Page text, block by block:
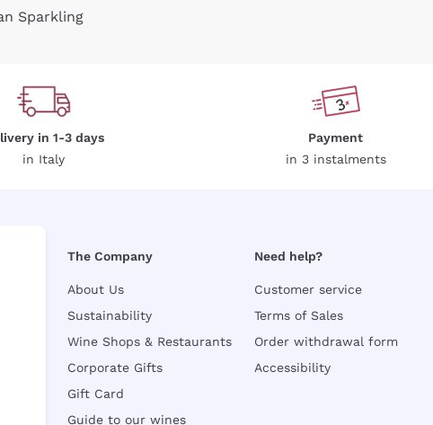
Sparkling
in 1-3 days
in Italy
Payment
in 3 instalments
The Company
About Us
Sustainability
Wine Shops & Restaurants
Corporate Gifts
Gift Card
Guide to our wines
Need help?
Customer service
Terms of Sales
Order withdrawal form
Accessibility